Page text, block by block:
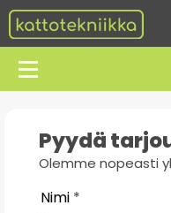
Pyydä
Olemme nopeasti
Nimi